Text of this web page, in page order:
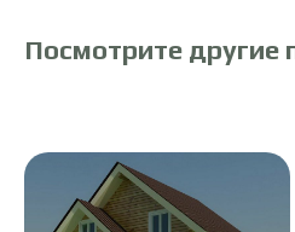
Посмотрите другие